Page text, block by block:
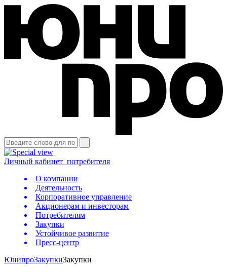
Личный кабинет потребителя
О компании
Деятельность
Корпоративное управление
Акционерам и инвесторам
Потребителям
Закупки
Устойчивое развитие
Пресс-центр
ЮнипроЗакупкиЗакупки